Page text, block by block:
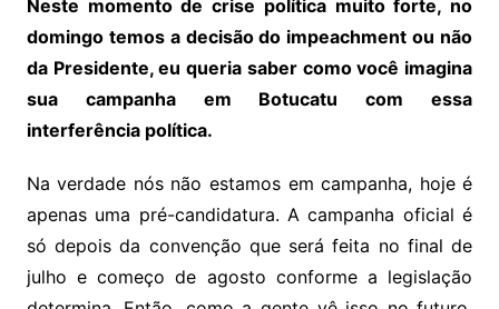
Neste momento de crise política muito forte, no
domingo temos a decisão do impeachment ou não
da Presidente, eu queria saber como você imagina
sua campanha em Botucatu com essa
interferência política.
Na verdade nós não estamos em campanha, hoje é
apenas uma pré-candidatura. A campanha oficial é
só depois da convenção que será feita no final de
julho e começo de agosto conforme a legislação